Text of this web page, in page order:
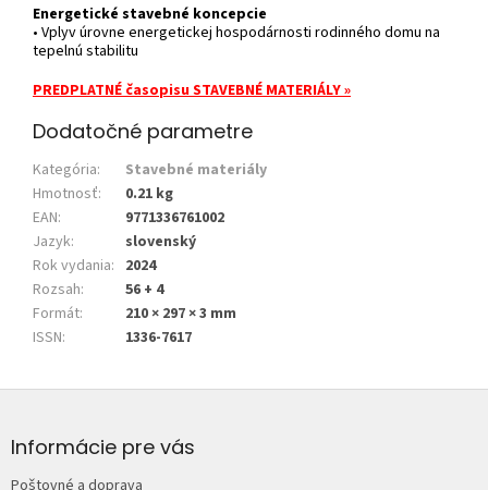
Energetické stavebné koncepcie
• Vplyv úrovne energetickej hospodárnosti rodinného domu na
tepelnú stabilitu
PREDPLATNÉ časopisu STAVEBNÉ MATERIÁLY »
Dodatočné parametre
Kategória:
Stavebné materiály
Hmotnosť:
0.21 kg
EAN:
9771336761002
Jazyk:
slovenský
Rok vydania: 2024
Rozsah:
56 + 4
Formát:
210 × 297 × 3 mm
ISSN: 1336-7617
pInformácie pre vás
Poštovné a doprava